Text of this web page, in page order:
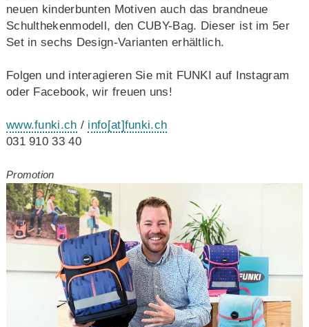
neuen kinderbunten Motiven auch das brandneue
Schulthekenmodell, den CUBY-Bag. Dieser ist im 5er
Set in sechs Design-Varianten erhältlich.
Folgen und interagieren Sie mit FUNKI auf Instagram
oder Facebook, wir freuen uns!
www.funki.ch / info[at]funki.ch
031 910 33 40
Promotion